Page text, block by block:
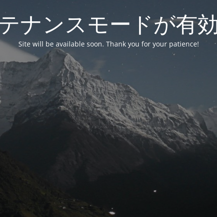
ナンスモードが有
Site will be available soon. Thank you for your patience!